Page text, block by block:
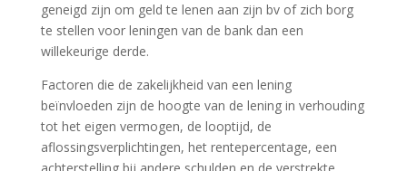
geneigd zijn om geld te lenen aan zijn bv of zich borg
te stellen voor leningen van de bank dan een
willekeurige derde.
Factoren die de zakelijkheid van een lening
beïnvloeden zijn de hoogte van de lening in verhouding
tot het eigen vermogen, de looptijd, de
aflossingsverplichtingen, het rentepercentage, een